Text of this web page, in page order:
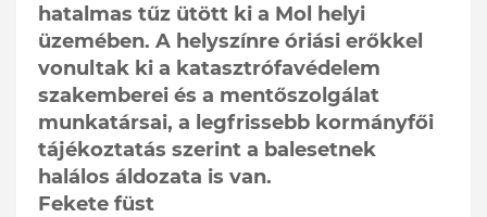
hatalmas tűz ütött ki a Mol helyi
üzemében. A helyszínre óriási erőkkel
vonultak ki a katasztrófavédelem
szakemberei és a mentőszolgálat
munkatársai, a legfrissebb kormányfői
tájékoztatás szerint a balesetnek
halálos áldozata is van.
Fekete füst